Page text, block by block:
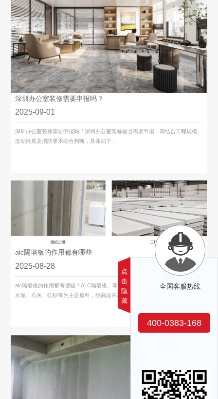
深圳办公室装修需要申报吗？
2025-09-01
深圳办公室装修​需要申报吗？深圳办公室装修是否需要申报，需结合工程规模、
改动性质及消防要求综合判断，具体如下：
alc隔墙板的作用都有哪些
2025-08-28
alc隔墙板​的作用都有哪些？ALC隔墙板，即蒸压加气混凝土隔墙板，是一种以
水泥、石灰、硅砂等为主要原料，经高温高压蒸汽养护制成的轻质多孔建�
点
击
隐
藏
全国客服热线
400-0383-168